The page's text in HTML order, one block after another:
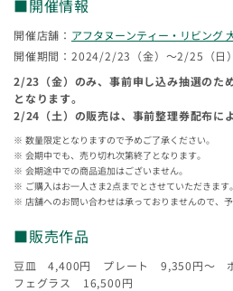
■開催情報
開催店舗： アフタヌーンティー・リビング
開催期間：2024/2/23（金）〜2/25（日）
2/23（金）のみ、事前申し込み抽選のた
となります。
2/24（土）の販売は、事前整理券配布に
数量限定となりますので予めご了承ください。
会期中でも、売り切れ次第終了となります。
会期途中での商品追加はございません。
ご購入はお一人さま2点までとさせていただきます。
店舗へのお問い合わせは承っておりませんので、予
■販売作品
豆皿 4,400円 プレート 9,350円〜
フェグラス 16,500円